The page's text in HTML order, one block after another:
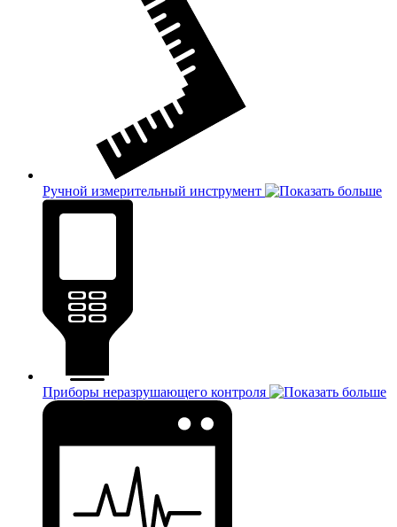
Ручной измерительный инструмент
Приборы неразрушающего контроля